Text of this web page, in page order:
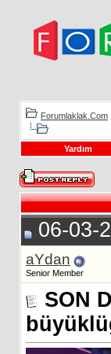
Forumlaklak.Com
Yardım
06-03-
aYdan
Senior Member
SON